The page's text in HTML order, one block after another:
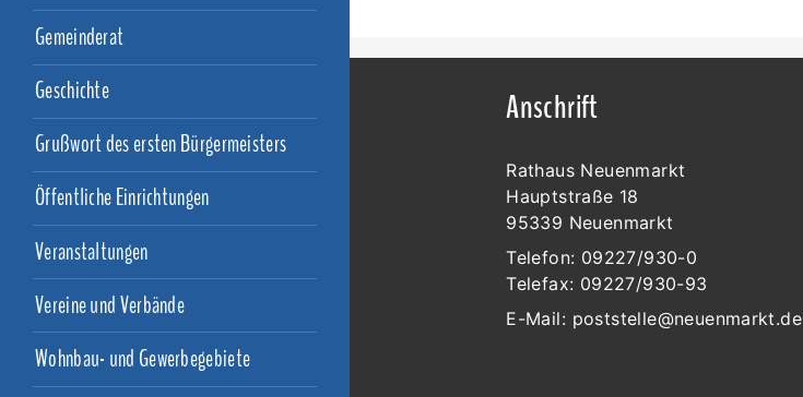
Gemeinderat
Geschichte
Grußwort des ersten Bürgermeisters
Öffentliche Einrichtungen
Veranstaltungen
Vereine und Verbände
Wohnbau- und Gewerbegebiete
Anschrift
Rathaus Neuenmarkt
Hauptstraße 18
95339 Neuenmarkt
Telefon: 09227/930-0
Telefax: 09227/930-93
E-Mail: poststelle@neuenmarkt.de